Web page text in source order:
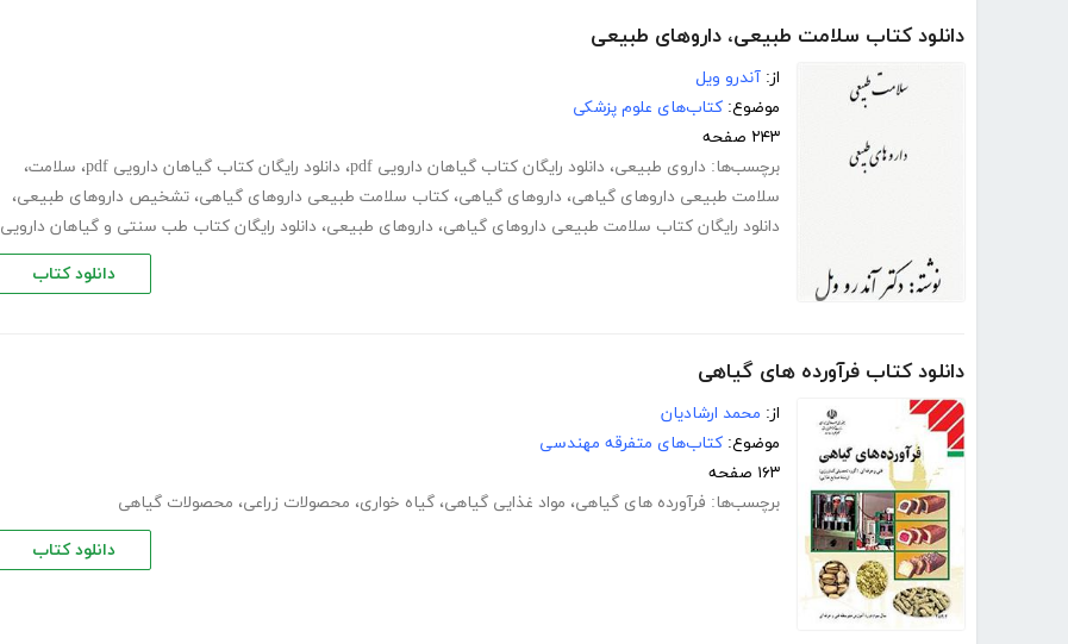
دانلود کتاب سلامت طبیعی، داروهای طبیعی
از: آندرو ویل
موضوع: کتاب‌های علوم پزشکی
۲۴۳ صفحه
برچسب‌ها: داروی طبیعی، دانلود رایگان کتاب گیاهان دارویی pdf ، دانلود رایگان کتاب گیاهان دارویی pdf ، سلامت،
سلامت طبیعی داروهای گیاهی، داروهای گیاهی، کتاب سلامت طبیعی داروهای گیاهی، تشخیص داروهای طبیعی،
دانلود رایگان کتاب سلامت طبیعی داروهای گیاهی، داروهای طبیعی، دانلود رایگان کتاب طب سنتی و گیاهان دارویی
دانلود کتاب
دانلود کتاب فرآورده های گیاهی
از: محمد ارشادیان
موضوع: کتاب‌های متفرقه مهندسی
۱۶۳ صفحه
برچسب‌ها: فرآورده های گیاهی، مواد غذایی گیاهی، گیاه خواری، محصولات زراعی، محصولات گیاهی
دانلود کتاب